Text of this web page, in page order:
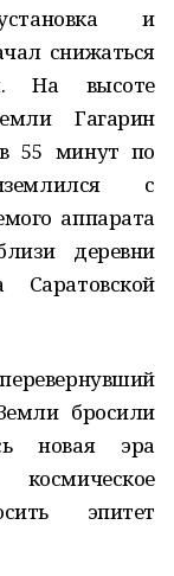
и
снижаться
На высоте
Гагарин
55 минут по
с
аппарата
деревни
Саратовской
бросили
новая эра
эпитет